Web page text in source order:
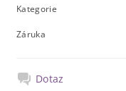
Kategorie
Záruka
Dotaz